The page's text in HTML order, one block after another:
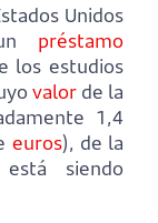
Unidos
préstamo
los estudios
valorde la
1,4
euros), de la
siendo